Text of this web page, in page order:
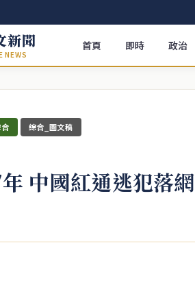
新聞
NEWS
首頁 即時 政治
綜合_圖文稿
中國紅通逃犯落網